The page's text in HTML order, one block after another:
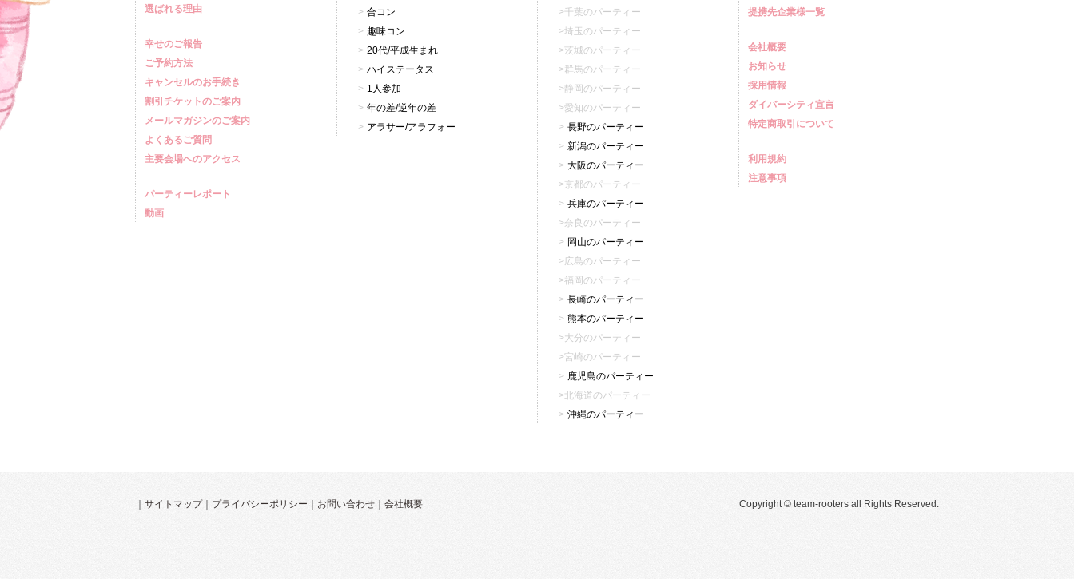
選ばれる理由
幸せのご報告
ご予約方法
キャンセルのお手続き
割引チケットのご案内
メールマガジンのご案内
よくあるご質問
主要会場へのアクセス
パーティーレポート
動画
合コン
趣味コン
20代/平成生まれ
ハイステータス
1人参加
年の差/逆年の差
アラサー/アラフォー
千葉のパーティー
埼玉のパーティー
茨城のパーティー
群馬のパーティー
静岡のパーティー
愛知のパーティー
長野のパーティー
新潟のパーティー
大阪のパーティー
京都のパーティー
兵庫のパーティー
奈良のパーティー
岡山のパーティー
広島のパーティー
福岡のパーティー
長崎のパーティー
熊本のパーティー
大分のパーティー
宮崎のパーティー
鹿児島のパーティー
北海道のパーティー
沖縄のパーティー
提携先企業様一覧
会社概要
お知らせ
採用情報
ダイバーシティ宣言
特定商取引について
利用規約
注意事項
サイトマップ｜ プライバシーポリシー お問い合わせ 会社概要 Copyright © team-rooters all Rights Reserved.